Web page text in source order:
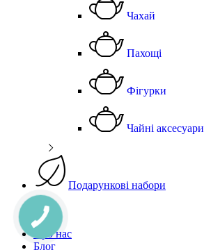
Чахай
Пахощі
Фігурки
Чайні аксесуари
Подарункові набори
Чай
Акції
Про нас
Блог